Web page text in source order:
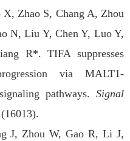
Zhao S, Chang A, Zhou
N, Liu Y, Chen Y, Luo Y,
R*. TIFA suppresses
via MALT1-
pathways. Signal
J, Zhou W, Gao R, Li J,